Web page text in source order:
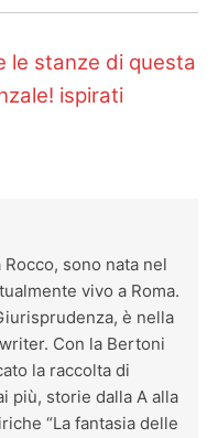
le stanze di questa
ispirati
sono nata nel
vivo a Roma.
è nella
Con la Bertoni
la raccolta di
più, storie dalla A alla
“La fantasia delle